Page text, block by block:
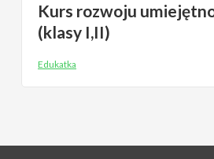
Kurs rozwoju
(klasy I,II)
Edukatka